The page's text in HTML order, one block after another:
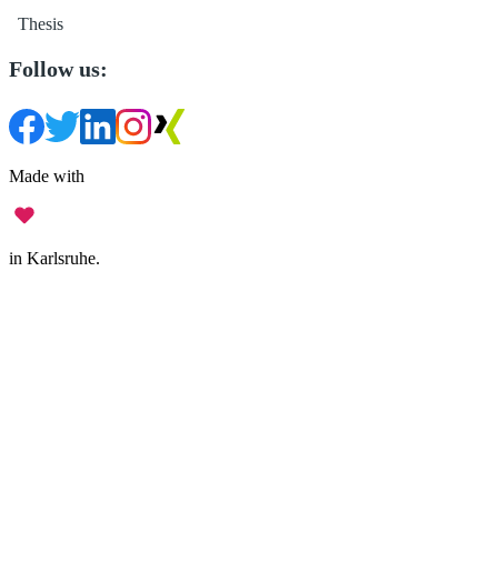
Thesis
Follow us:
Made with
in Karlsruhe.